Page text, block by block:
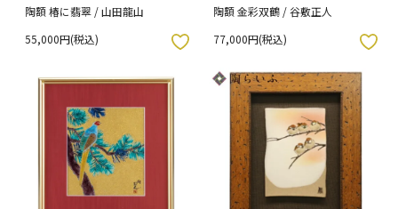
陶額 椿に翡翠 / 山田龍山
55,000円(税込)
陶額 金彩双鶴 / 谷敷正人
77,000円(税込)
お気に入りボタン